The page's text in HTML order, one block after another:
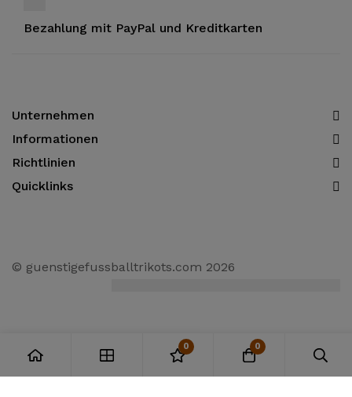
Bezahlung mit PayPal und Kreditkarten
Unternehmen
Informationen​
Richtlinien
Quicklinks
© guenstigefussballtrikots.com 2026
0 0